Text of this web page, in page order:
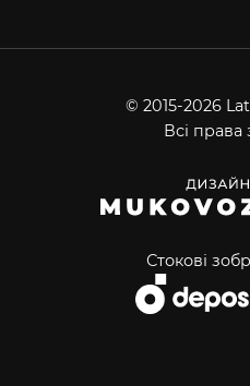
© 2015-2026
Всі права
Стокові